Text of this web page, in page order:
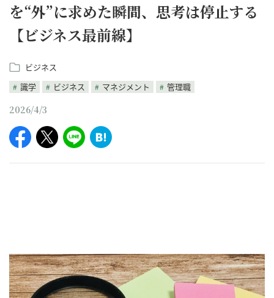
を“外”に求めた瞬間、思考は停止する
【ビジネス最前線】
ビジネス
識学
ビジネス マネジメント 管理職
2026/4/3